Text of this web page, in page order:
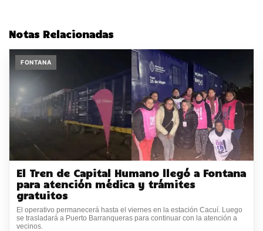
Notas Relacionadas
FONTANA
El Tren de Capital Humano llegó a Fontana
para atención médica y trámites
gratuitos
El operativo permanecerá hasta el viernes en la estación Cacuí. Luego
se trasladará a Puerto Barranqueras para continuar con la atención a
vecinos.